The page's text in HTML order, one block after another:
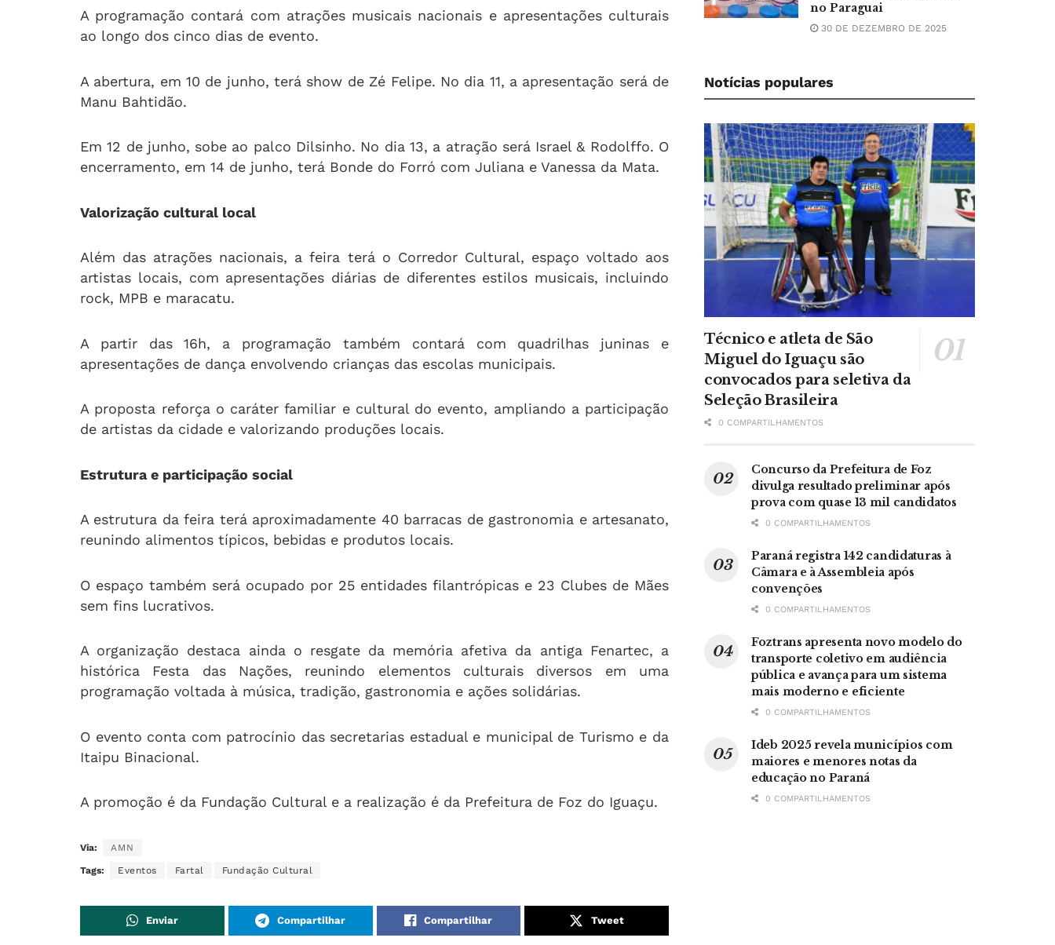
A programação contará com atrações musicais nacionais e apresentações culturais
ao longo dos cinco dias de evento.
A abertura, em 10 de junho, terá show de Zé Felipe. No dia 11, a apresentação será de
Manu Bahtidão.
Em 12 de junho, sobe ao palco Dilsinho. No dia 13, a atração será Israel & Rodolffo. O
encerramento, em 14 de junho, terá Bonde do Forró com Juliana e Vanessa da Mata.
Valorização cultural local
Além das atrações nacionais, a feira terá o Corredor Cultural, espaço voltado aos
artistas locais, com apresentações diárias de diferentes estilos musicais, incluindo
rock, MPB e maracatu.
A partir das 16h, a programação também contará com quadrilhas juninas e
apresentações de dança envolvendo crianças das escolas municipais.
A proposta reforça o caráter familiar e cultural do evento, ampliando a participação
de artistas da cidade e valorizando produções locais.
Estrutura e participação social
A estrutura da feira terá aproximadamente 40 barracas de gastronomia e artesanato,
reunindo alimentos típicos, bebidas e produtos locais.
O espaço também será ocupado por 25 entidades filantrópicas e 23 Clubes de Mães
sem fins lucrativos.
A organização destaca ainda o resgate da memória afetiva da antiga Fenartec, a
histórica Festa das Nações, reunindo elementos culturais diversos em uma
programação voltada à música, tradição, gastronomia e ações solidárias.
O evento conta com patrocínio das secretarias estadual e municipal de Turismo e da
Itaipu Binacional.
A promoção é da Fundação Cultural e a realização é da Prefeitura de Foz do Iguaçu.
Via: AMN
Tags: Eventos Fartal Fundação Cultural
Enviar Compartilhar Compartilhar Tweet
no Paraguai
30 DE DEZEMBRO DE 2025
Notícias populares
Técnico e atleta de São
Miguel do Iguaçu são
convocados para seletiva da
Seleção Brasileira
0 COMPARTILHAMENTOS
Concurso da Prefeitura de Foz
divulga resultado preliminar após
prova com quase 13 mil candidatos
0 COMPARTILHAMENTOS
Paraná registra 142 candidaturas à
Câmara e à Assembleia após
convenções
0 COMPARTILHAMENTOS
Foztrans apresenta novo modelo do
transporte coletivo em audiência
pública e avança para um sistema
mais moderno e eficiente
0 COMPARTILHAMENTOS
Ideb 2025 revela municípios com
maiores e menores notas da
educação no Paraná
0 COMPARTILHAMENTOS